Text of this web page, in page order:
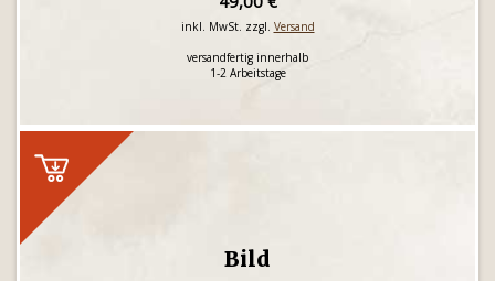
inkl. MwSt. zzgl. Versand
versandfertig innerhalb
1-2 Arbeitstage
Bild